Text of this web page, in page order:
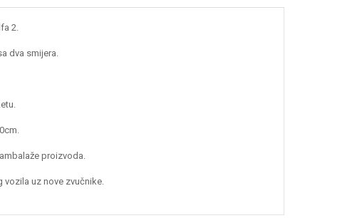
2.
dva smijera.
proizvoda.
vozila uz nove zvučnike.